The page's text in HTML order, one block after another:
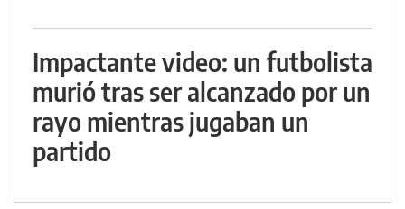
Impactante video: un futbolista
murió tras ser alcanzado por un
rayo mientras jugaban un
partido